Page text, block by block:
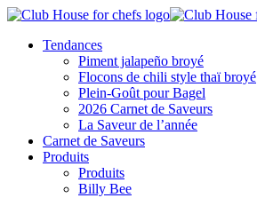
Tendances
Piment jalapeño broyé
Flocons de chili style thaï broyé
Plein-Goût pour Bagel
2026 Carnet de Saveurs
La Saveur de l’année
Carnet de Saveurs
Produits
Produits
Billy Bee